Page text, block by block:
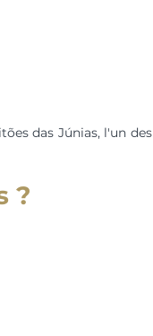
das Júnias, l'un des
?